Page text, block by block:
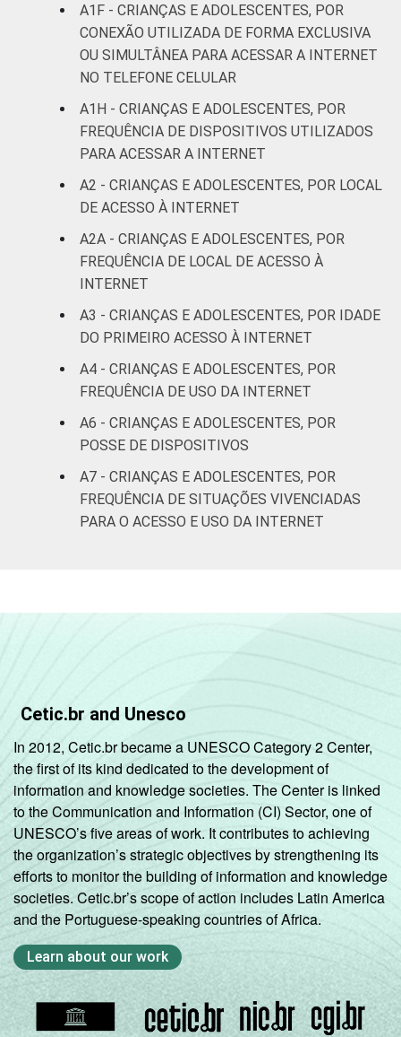
Mais de 1
SM até 2 SM
95
Mais de 2
SM até 3 SM
Mais de 3
Não tem
renda
Não
respondeu
CLASSE
AB
C 96
DE 87
COR OU RAÇA Branca 95
Não
respondeu
94
DOMICÍLIO
COM ACESSO
À INTERNET
Sim 93
Não 66
Fonte: Núcleo de Informação e Coordenação
do Ponto BR. (2025). Pesquisa sobre o uso
da Internet por crianças e adolescentes no
Brasil: TIC Kids Online Brasil 2025 [Tabelas].
¹Considera-se 'usuário' aquele que utilizou a
Internet pelo menos uma vez nos três
meses que antecederam a entrevista.
A1F - CRIANÇAS E ADOLESCENTES, POR
CONEXÃO UTILIZADA DE FORMA EXCLUSIVA
OU SIMULTÂNEA PARA ACESSAR A INTERNET
NO TELEFONE CELULAR
A1H - CRIANÇAS E ADOLESCENTES, POR
FREQUÊNCIA DE DISPOSITIVOS UTILIZADOS
PARA ACESSAR A INTERNET
A2 - CRIANÇAS E ADOLESCENTES, POR LOCAL
DE ACESSO À INTERNET
A2A - CRIANÇAS E ADOLESCENTES, POR
FREQUÊNCIA DE LOCAL DE ACESSO À
INTERNET
A3 - CRIANÇAS E ADOLESCENTES, POR IDADE
DO PRIMEIRO ACESSO À INTERNET
A4 - CRIANÇAS E ADOLESCENTES, POR
FREQUÊNCIA DE USO DA INTERNET
A6 - CRIANÇAS E ADOLESCENTES, POR
POSSE DE DISPOSITIVOS
A7 - CRIANÇAS E ADOLESCENTES, POR
FREQUÊNCIA DE SITUAÇÕES VIVENCIADAS
PARA O ACESSO E USO DA INTERNET
Cetic.br and Unesco
In 2012, Cetic.br became a UNESCO Category 2 Center,
the first of its kind dedicated to the development of
information and knowledge societies. The Center is linked
to the Communication and Information (CI) Sector, one of
UNESCO’s five areas of work. It contributes to achieving
the organization’s strategic objectives by strengthening its
efforts to monitor the building of information and knowledge
societies. Cetic.br’s scope of action includes Latin America
and the Portuguese-speaking countries of Africa.
Learn about our work